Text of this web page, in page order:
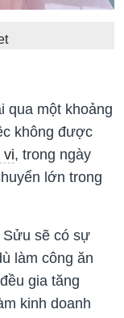
qua một khoảng
không được
vi, trong ngày
lớn trong
Sửu sẽ có sự
làm công ăn
gia tăng
kinh doanh